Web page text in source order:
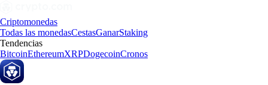
Criptomonedas
Todas las monedasCestasGanarStaking
Tendencias
BitcoinEthereumXRPDogecoinCronos